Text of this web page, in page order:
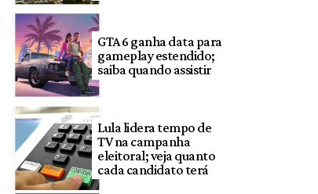
GTA 6 ganha data para
gameplay estendido;
saiba quando assistir
Lula lidera tempo de
TV na campanha
eleitoral; veja quanto
cada candidato terá